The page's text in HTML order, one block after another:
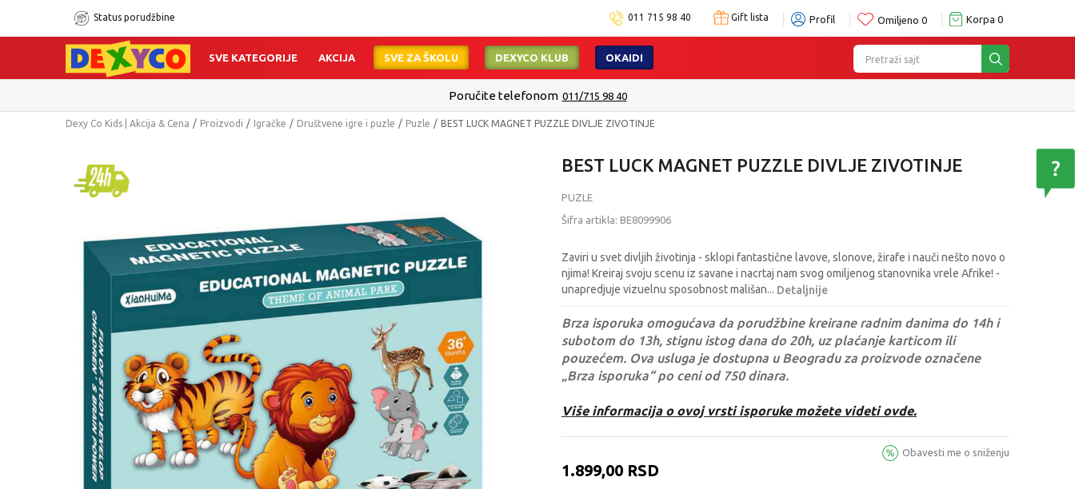
Status porudžbine 011 715 98 40 Gift lista Profil Omiljeno 0 Korpa 0
Pretraži sajt
SVE KATEGORIJE AKCIJA SVE ZA ŠKOLU DEXYCO KLUB OKAIDI
Poručite telefonom 011/715 98 40
Dexy Co Kids | Akcija & Cena Proizvodi Igračke Društvene igre i puzle Puzle BEST LUCK MAGNET PUZZLE DIVLJE ZIVOTINJE
BEST LUCK MAGNET PUZZLE DIVLJE ZIVOTINJE
PUZLE
Šifra artikla: BE8099906
Zaviri u svet divljih životinja - sklopi fantastične lavove, slonove, žirafe i nauči nešto novo o
njima! Kreiraj svoju scenu iz savane i nacrtaj nam svog omiljenog stanovnika vrele Afrike! -
unapredjuje vizuelnu sposobnost mališan... Detaljnije
Brza isporuka omogućava da porudžbine kreirane radnim danima do 14h i
subotom do 13h, stignu istog dana do 20h, uz plaćanje karticom ili
pouzećem. Ova usluga je dostupna u Beogradu za proizvode označene
„Brza isporuka“ po ceni od 750 dinara.
Više informacija o ovoj vrsti isporuke možete videti ovde.
1.899,00 RSD
Obavesti me o sniženju